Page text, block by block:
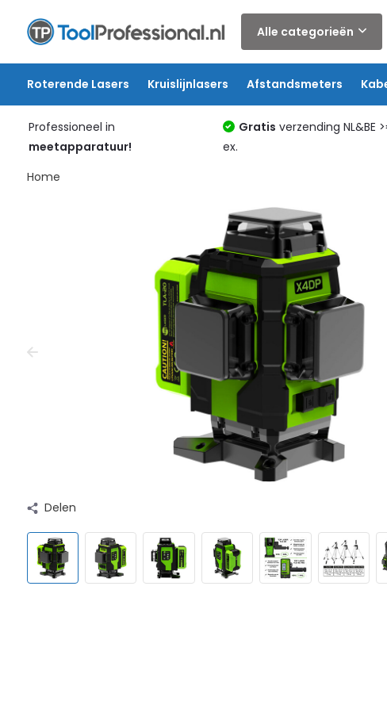
Alle categorieën
Roterende Lasers Kruislijnlasers Afstandsmeters
Professioneel in
meetapparatuur!
Gratis verzending NL&BE
ex.
Home
Delen